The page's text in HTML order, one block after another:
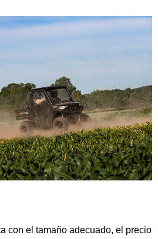
con el tamaño adecuado, el precio